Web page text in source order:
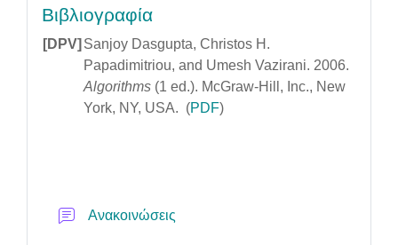
Βιβλιογραφία
[DPV] Sanjoy Dasgupta, Christos H.
Papadimitriou, and Umesh Vazirani. 2006.
Algorithms (1 ed.). McGraw-Hill, Inc., New
York, NY, USA. (PDF)
Ανακοινώσεις